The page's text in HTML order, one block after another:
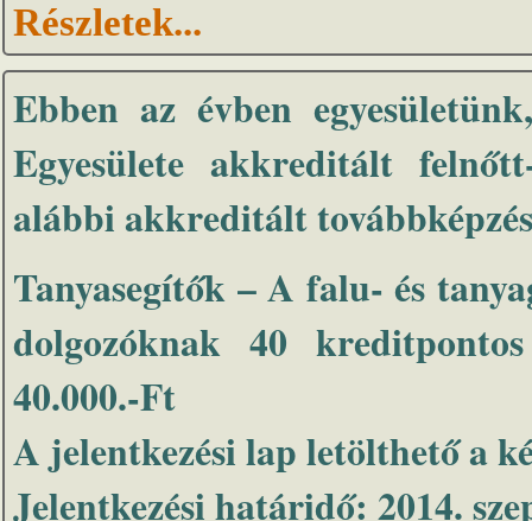
Részletek...
Ebben az évben
Egyesülete akkreditált
alábbi akkreditált
Tanyasegítők – A falu- és
dolgozóknak 40
40.000.-Ft
A jelentkezési lap letölthető a
Jelentkezési határidő: 2014.